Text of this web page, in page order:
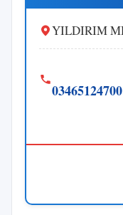
YILDIRIM
03465124700